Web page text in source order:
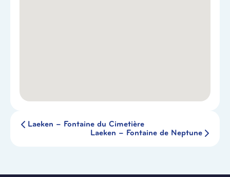
Laeken – Fontaine du Cimetière
Laeken – Fontaine de Neptune